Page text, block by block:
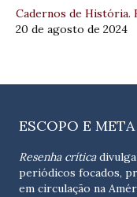
Cadernos de História.
20 de agosto de 2024
ESCOPO E
Resenha críticadivulga
periódicos focados,
em circulação na